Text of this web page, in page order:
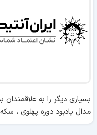
بسیاری دیگر را به
مدال یادبود دوره پهلوی ،